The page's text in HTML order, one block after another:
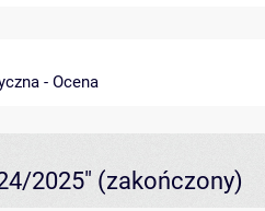
- Ocena
2025" (zakończony)